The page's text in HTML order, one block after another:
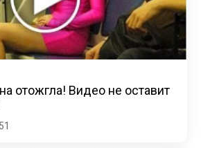
отожгла! Видео не оставит
51